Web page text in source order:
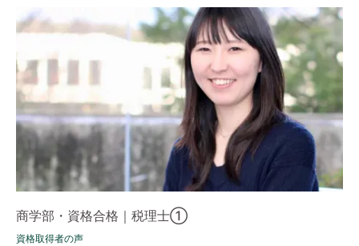
商学部・資格合格｜税理士①
資格取得者の声